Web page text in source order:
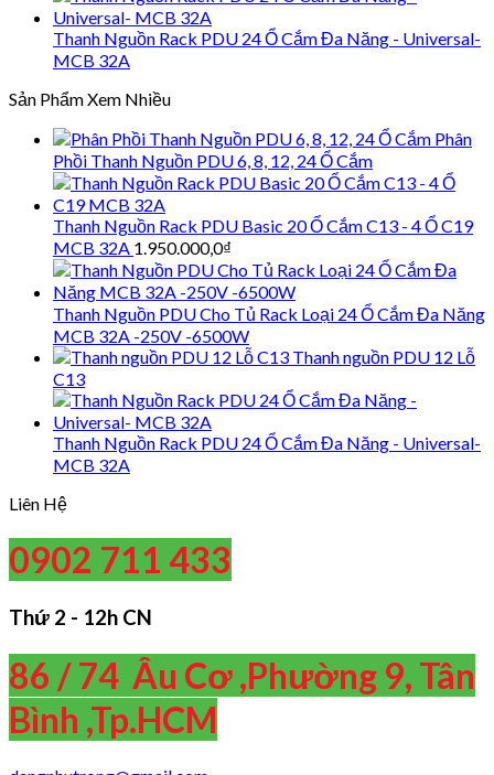
Thanh Nguồn Rack PDU 24 Ổ Cắm Đa Năng - Universal-
MCB 32A
Sản Phẩm Xem Nhiều
Phân
Phồi Thanh Nguồn PDU 6, 8, 12, 24 Ổ Cắm
Thanh Nguồn Rack PDU Basic 20 Ổ Cắm C13 - 4 Ổ C19
MCB 32A 1.950.000,0₫
Thanh Nguồn PDU Cho Tủ Rack Loại 24 Ổ Cắm Đa Năng
MCB 32A -250V -6500W
Thanh nguồn PDU 12 Lỗ
C13
Thanh Nguồn Rack PDU 24 Ổ Cắm Đa Năng - Universal-
MCB 32A
Liên Hệ
0902 711 433
Thứ 2 - 12h CN
86 / 74 Âu Cơ ,Phường 9, Tân
Bình ,Tp.HCM